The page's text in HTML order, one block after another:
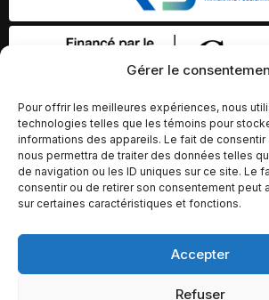
Gérer le
Pour offrir les meilleures expériences, nous
technologies telles que les témoins pour
informations des appareils. Le fait de
nous permettra de traiter des données telles
de navigation ou les ID uniques sur ce site. Le
consentir ou de retirer son consentement peut
sur certaines caractéristiques et fonctions.
Accepter
Refuser
© Copyright 2026 – Altomédia Inc |
Ce site internet a été conçu et développé